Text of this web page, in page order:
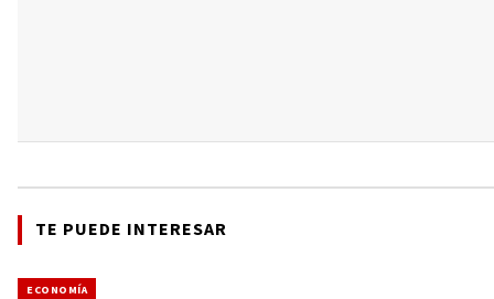
TE PUEDE INTERESAR
ECONOMÍA